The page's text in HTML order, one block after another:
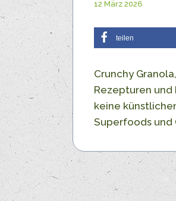
12 März 2026
teilen
Crunchy
Rezepturen und
keine
Superfoods und